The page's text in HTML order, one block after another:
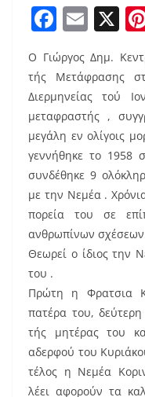
F
a
c
e
b
o
o
k
E
ai
l
X
Ο Γιώργος Δημ.
τής Μετάφρασης
Διερμηνείας τού
μεταφραστής ,
μεγάλη εν ολίγοις
γεννήθηκε το 1958
συνδέθηκε 9
με την Νεμέα .
πορεία του σε
ανθρωπίνων
Θεωρεί ο ίδιος την
του .
Πρώτη η Φρατσια
πατέρα του,
τής μητέρας του
αδερφού του
τέλος η Νεμέα
λέει αφορούν τα